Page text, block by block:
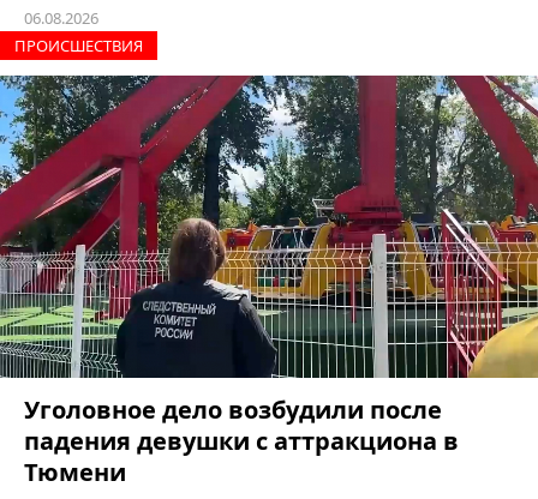
06.08.2026
ПРОИCШЕСТВИЯ
Уголовное дело возбудили после
падения девушки с аттракциона в
Тюмени